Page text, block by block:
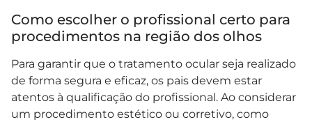
Como escolher o profissional certo para
procedimentos na região dos olhos
Para garantir que o tratamento ocular seja realizado
de forma segura e eficaz, os pais devem estar
atentos à qualificação do profissional. Ao considerar
um procedimento estético ou corretivo, como